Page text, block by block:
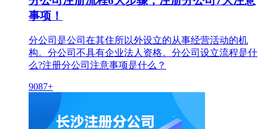
事项！
分公司是公司在其住所以外设立的从事经营活动的机
构。分公司不具有企业法人资格。分公司设立流程是什
么?注册分公司注意事项是什么？
9087+